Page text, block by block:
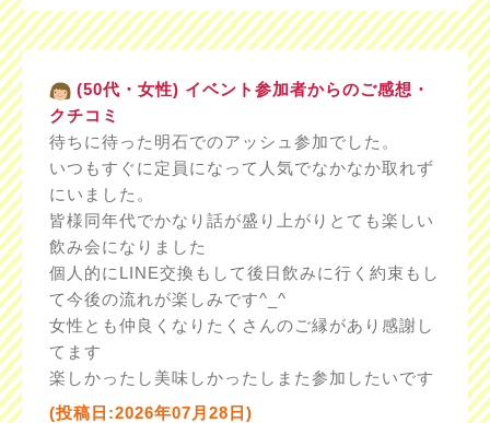
(50代・女性) イベント参加者からのご感想・
クチコミ
待ちに待った明石でのアッシュ参加でした。
いつもすぐに定員になって人気でなかなか取れず
にいました。
皆様同年代でかなり話が盛り上がりとても楽しい
飲み会になりました
個人的にLINE交換もして後日飲みに行く約束もし
て今後の流れが楽しみです^_^
女性とも仲良くなりたくさんのご縁があり感謝し
てます
楽しかったし美味しかったしまた参加したいです
(投稿日:2026年07月28日)